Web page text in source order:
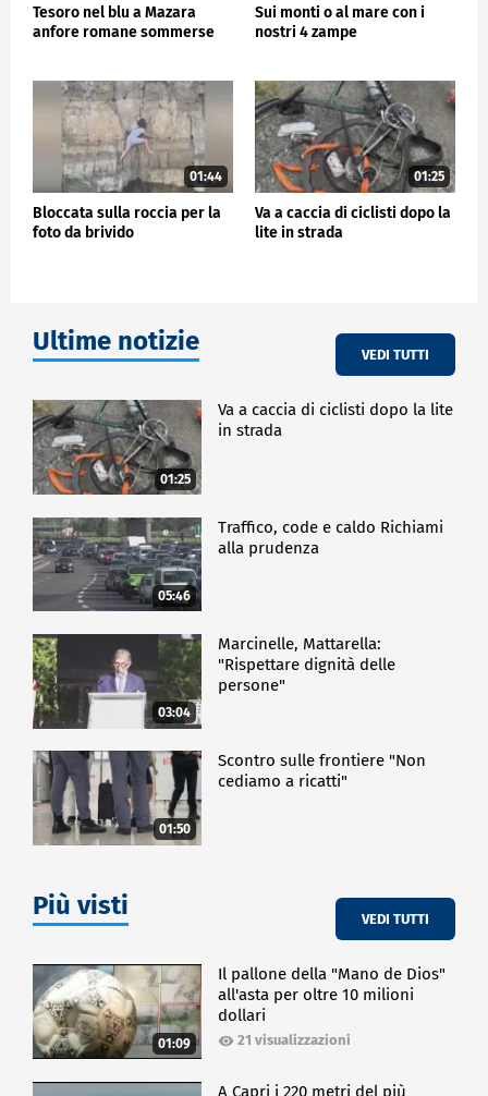
Tesoro nel blu a Mazara
anfore romane sommerse
Sui monti o al mare con i
nostri 4 zampe
01:44
Bloccata sulla roccia per la
foto da brivido
01:25
Va a caccia di ciclisti dopo la
lite in strada
Ultime notizie VEDI TUTTI
01:25
Va a caccia di ciclisti dopo la lite
in strada
05:46
Traffico, code e caldo Richiami
alla prudenza
03:04
Marcinelle, Mattarella:
"Rispettare dignità delle
persone"
01:50
Scontro sulle frontiere "Non
cediamo a ricatti"
Più visti VEDI TUTTI
01:09
Il pallone della "Mano de Dios"
all'asta per oltre 10 milioni
dollari
21 visualizzazioni
A Capri i 220 metri del più